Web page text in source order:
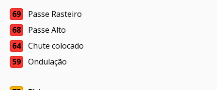
69
Passe Rasteiro
68
Passe Alto
64
Chute colocado
59
Ondulação